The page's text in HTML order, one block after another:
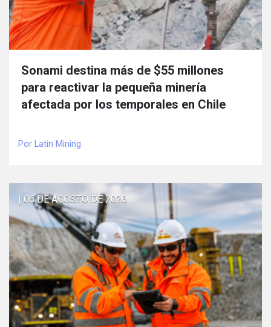
Sonami destina más de $55 millones
para reactivar la pequeña minería
afectada por los temporales en Chile
Por Latin Mining
| 06 DE AGOSTO DE 2026